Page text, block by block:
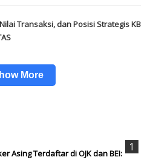
Transaksi, dan Posisi Strategis KB
More
Asing Terdaftar di OJK dan BEI: